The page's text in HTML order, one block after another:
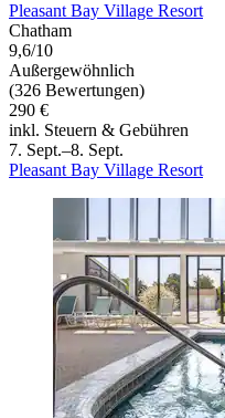
Pleasant Bay Village Resort
Chatham
9,6/10
Außergewöhnlich
(326 Bewertungen)
290 €
inkl. Steuern & Gebühren
7. Sept.–8. Sept.
Pleasant Bay Village Resort